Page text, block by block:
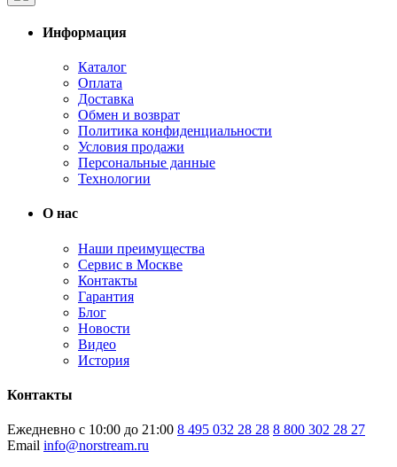
Информация
Каталог
Оплата
Доставка
Обмен и возврат
Политика конфиденциальности
Условия продажи
Персональные данные
Технологии
О нас
Наши преимущества
Сервис в Москве
Контакты
Гарантия
Блог
Новости
Видео
История
Контакты
Ежедневно с 10:00 до 21:00 8 495 032 28 28 8 800 302 28 27
Email info@norstream.ru